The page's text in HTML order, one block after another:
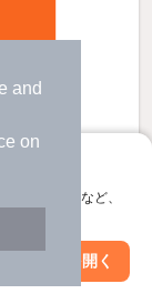
and
on
し
に入り保存など、
アプリを開く
込み条件を変更